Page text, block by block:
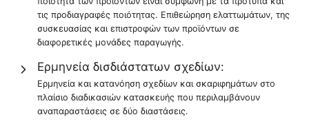
τις προδιαγραφές ποιότητας. Επιθεώρηση ελαττωμάτων, της
συσκευασίας και επιστροφών των προϊόντων σε
διαφορετικές μονάδες παραγωγής.
Ερμηνεία δισδιάστατων σχεδίων:
Ερμηνεία και κατανόηση σχεδίων και σκαριφημάτων στο
πλαίσιο διαδικασιών κατασκευής που περιλαμβάνουν
αναπαραστάσεις σε δύο διαστάσεις.